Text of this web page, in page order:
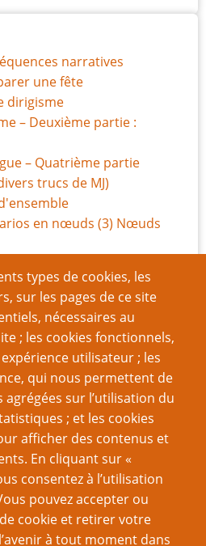
types de cookies, les
sur les pages de ce site
nécessaires au
; les cookies fonctionnels,
utilisateur ; les
qui nous permettent de
sur l’utilisation du
; et les cookies
afficher des contenus et
En cliquant sur «
consentez à l’utilisation
pouvez accepter ou
cookie et retirer votre
à tout moment dans
narratives
une fête
dirigisme
– Deuxième partie :
– Quatrième partie
trucs de MJ)
en nœuds (3) Nœuds
garder les joueureuses sur
2
Page
suivante
››
de l’action contre